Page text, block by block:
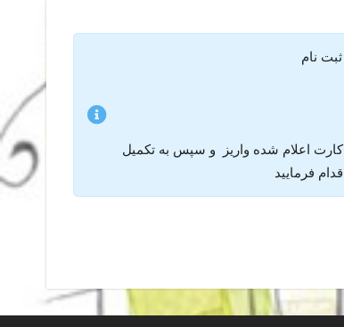
نام
اعلام شده واریز و سپس به تکمیل
فرمایید